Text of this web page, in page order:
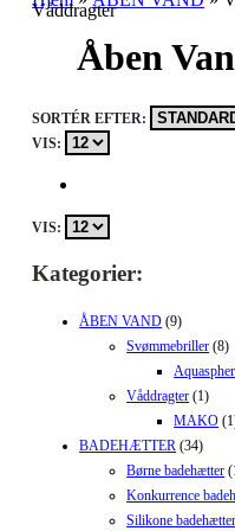
Våddragter
Åben
SORTÉR EFTER:
VIS:
VIS:
Kategorier:
ÅBEN VAND (9)
Svømmebriller (8)
Våddragter (1)
MAKO
BADEHÆTTER (34)
Børne badehætter
Konkurrence
Silikone badehætter